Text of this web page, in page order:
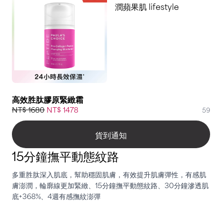
高效胜肽膠原緊緻霜
NT$ 1680 NT$ 1478 59
貨到通知
15分鐘撫平動態紋路
多重胜肽深入肌底，幫助穩固肌膚，有效提升肌膚彈性，有感肌
膚澎潤，輪廓線更加緊緻、15分鐘撫平動態紋路、30分鐘滲透肌
底+368%、4週有感撫紋澎彈